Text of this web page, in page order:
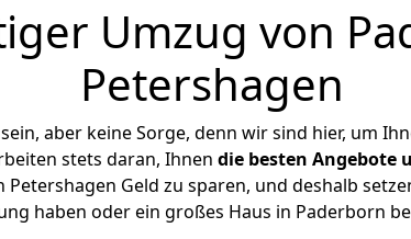
Umzug von
Petershagen
aber keine Sorge, denn wir sind hier, um
stets daran, Ihnen die besten Angebote
Geld zu sparen, und deshalb
haben oder ein großes Haus in Paderborn